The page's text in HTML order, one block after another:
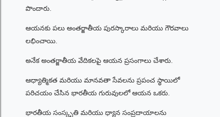
పొందారు.
ఆయనకు పలు అంతర్జాతీయ పురస్కారాలు మరియు గౌరవాలు
లభించాయి.
అనేక అంతర్జాతీయ వేదికలపై ఆయన ప్రసంగాలు చేశారు.
ఆధ్యాత్మికత మరియు మానవతా సేవలను ప్రపంచ స్థాయిలో
పరిచయం చేసిన భారతీయ గురువులలో ఆయన ఒకరు.
భారతీయ సంస్కృతి మరియు ధ్యాన సంప్రదాయాలను